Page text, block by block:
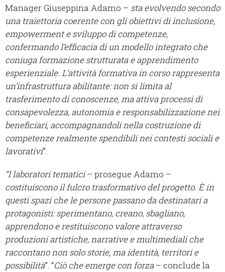
Manager Giuseppina Adamo – sta evolvendo secondo
una traiettoria coerente con gli obiettivi di inclusione,
empowerment e sviluppo di competenze,
confermando l’efficacia di un modello integrato che
coniuga formazione strutturata e apprendimento
esperienziale. L’attività formativa in corso rappresenta
un’infrastruttura abilitante: non si limita al
trasferimento di conoscenze, ma attiva processi di
consapevolezza, autonomia e responsabilizzazione nei
beneficiari, accompagnandoli nella costruzione di
competenze realmente spendibili nei contesti sociali e
lavorativi”.
“I laboratori tematici– prosegue Adamo –
costituiscono il fulcro trasformativo del progetto. È in
questi spazi che le persone passano da destinatari a
protagonisti: sperimentano, creano, sbagliano,
apprendono e restituiscono valore attraverso
produzioni artistiche, narrative e multimediali che
raccontano non solo storie, ma identità, territori e
possibilità”. “Ciò che emerge con forza– conclude la